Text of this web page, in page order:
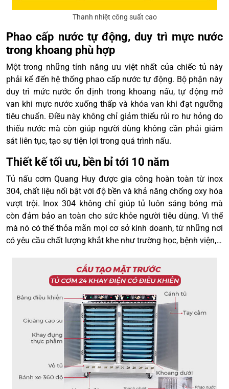
Thanh nhiệt công suất cao
Phao cấp nước tự động, duy trì mực nước
trong khoang phù hợp
Một trong những tính năng ưu việt nhất của chiếc tủ này
phải kể đến hệ thống phao cấp nước tự động. Bộ phận này
duy trì mức nước ổn định trong khoang nấu, tự động mở
van khi mực nước xuống thấp và khóa van khi đạt ngưỡng
tiêu chuẩn. Điều này không chỉ giảm thiểu rủi ro hư hỏng do
thiếu nước mà còn giúp người dùng không cần phải giám
sát liên tục, tạo sự tiện lợi trong quá trình nấu.
Thiết kế tối ưu, bền bỉ tới 10 năm
Tủ nấu cơm Quang Huy được gia công hoàn toàn từ inox
304, chất liệu nổi bật với độ bền và khả năng chống oxy hóa
vượt trội. Inox 304 không chỉ giúp tủ luôn sáng bóng mà
còn đảm bảo an toàn cho sức khỏe người tiêu dùng. Vì thế
mà nó có thể thỏa mãn mọi cơ sở kinh doanh, từ những nơi
có yêu cầu chất lượng khắt khe như trường học, bệnh viện,…